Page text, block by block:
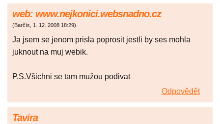
web: www.nejkonici.websnadno.cz
(Barčís, 1. 12. 2008 18:29)
Ja jsem se jenom prisla poprosit jestli by ses mohla
juknout na muj webik.
P.S.Všichni se tam mužou podivat
Odpovědět
Tavira